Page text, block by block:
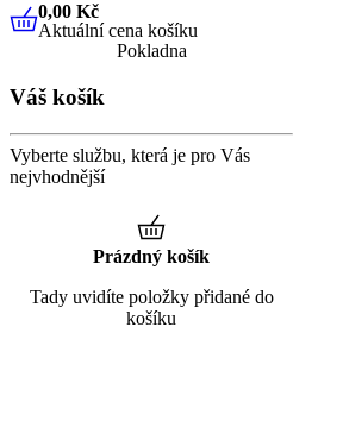
0,00 KčAktuální cena košíku
0,00 Kč
Aktuální cena košíku
Pokladna
Váš košík
Vyberte službu, která je pro Vás
nejvhodnější
Prázdný košík
Tady uvidíte položky přidané do
košíku